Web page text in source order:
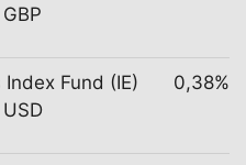
Fund (IE)
0,38%